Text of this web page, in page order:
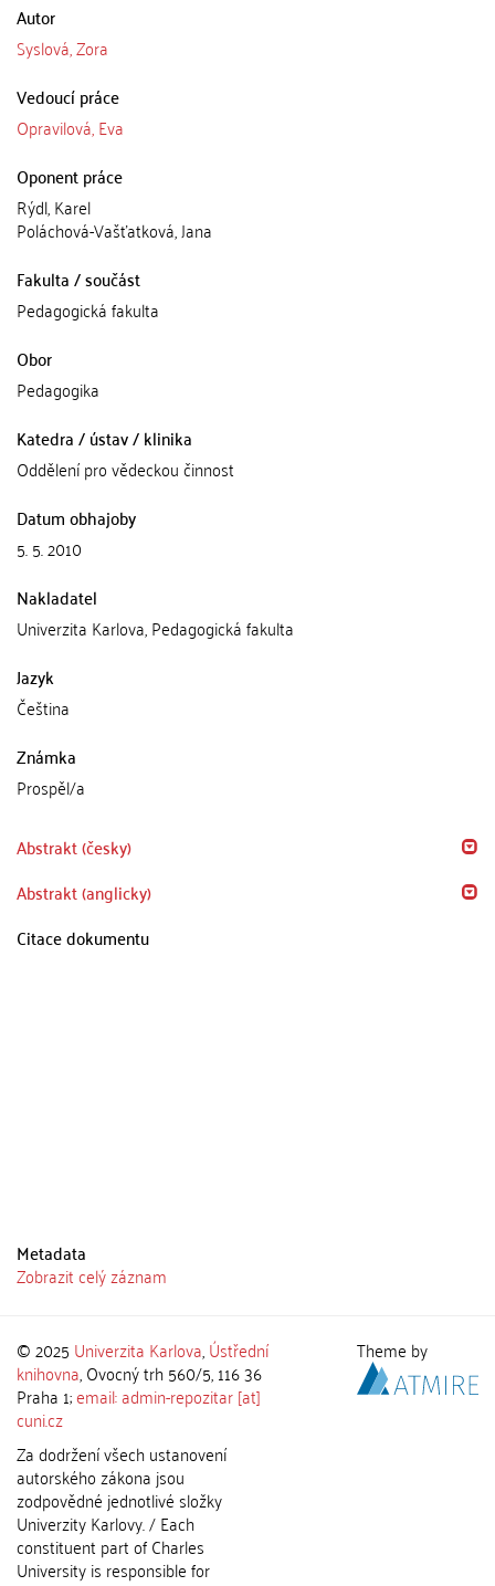
Autor
Syslová, Zora
Vedoucí práce
Opravilová, Eva
Oponent práce
Rýdl, Karel
Poláchová-Vašťatková, Jana
Fakulta / součást
Pedagogická fakulta
Obor
Pedagogika
Katedra / ústav / klinika
Oddělení pro vědeckou činnost
Datum obhajoby
5. 5. 2010
Nakladatel
Univerzita Karlova, Pedagogická fakulta
Jazyk
Čeština
Známka
Prospěl/a
Abstrakt (česky)
Abstrakt (anglicky)
Citace dokumentu
Metadata
Zobrazit celý záznam
© 2025 Univerzita Karlova,Ústřední
knihovna, Ovocný trh 560/5, 116 36
Praha 1;email: admin-repozitar [at]
cuni.cz
Za dodržení všech ustanovení
autorského zákona jsou
zodpovědné jednotlivé složky
Univerzity Karlovy. / Each
constituent part of Charles
University is responsible for
Theme by